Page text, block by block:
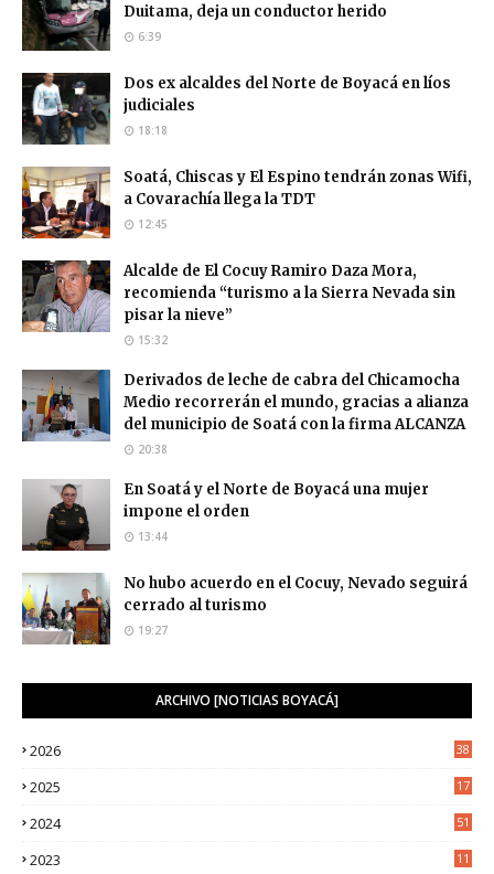
Duitama, deja un conductor herido
6:39
Dos ex alcaldes del Norte de Boyacá en líos
judiciales
18:18
Soatá, Chiscas y El Espino tendrán zonas Wifi,
a Covarachía llega la TDT
12:45
Alcalde de El Cocuy Ramiro Daza Mora,
recomienda “turismo a la Sierra Nevada sin
pisar la nieve”
15:32
Derivados de leche de cabra del Chicamocha
Medio recorrerán el mundo, gracias a alianza
del municipio de Soatá con la firma ALCANZA
20:38
En Soatá y el Norte de Boyacá una mujer
impone el orden
13:44
No hubo acuerdo en el Cocuy, Nevado seguirá
cerrado al turismo
19:27
ARCHIVO [NOTICIAS BOYACÁ]
2026 38
2025
17
2024 51
2023
11